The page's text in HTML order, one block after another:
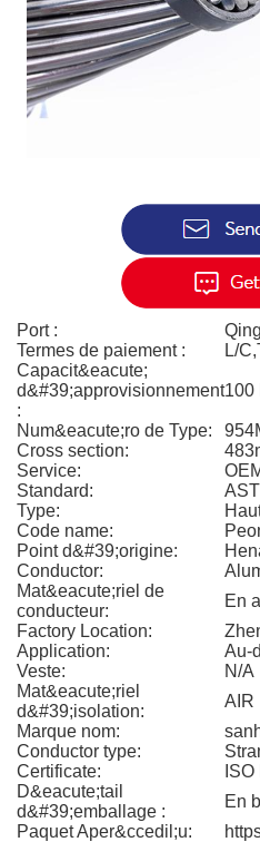
Port :
Termes de paiement :
L/
Capacit&eacute;
d&#39;approvisionnement
:
100
Num&eacute;ro de Type:
Cross section:
Service:
Standard:
Type:
Code name:
Point d&#39;origine:
Conductor:
Mat&eacute;riel de
conducteur:
En
Factory Location:
Application:
Au-
Veste:
N/A
Mat&eacute;riel
d&#39;isolation:
AIR
Marque nom:
Conductor type:
Certificate:
D&eacute;tail
d&#39;emballage :
En
Paquet Aper&ccedil;u: